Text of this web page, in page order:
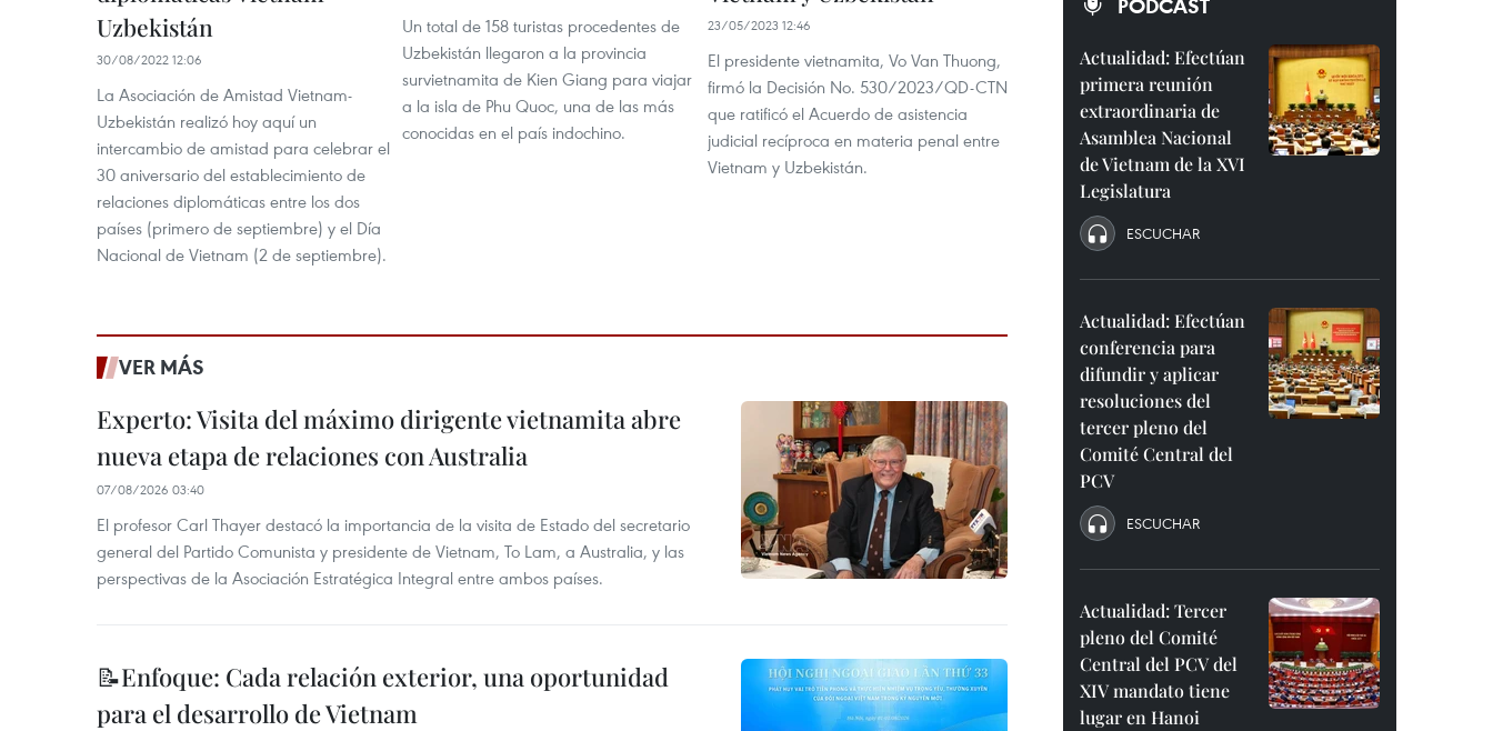
Uzbekistán
30/08/2022 12:06
La Asociación de Amistad Vietnam-
Uzbekistán realizó hoy aquí un
intercambio de amistad para celebrar el
30 aniversario del establecimiento de
relaciones diplomáticas entre los dos
países (primero de septiembre) y el Día
Nacional de Vietnam (2 de septiembre).
Un total de 158 turistas procedentes de
Uzbekistán llegaron a la provincia
survietnamita de Kien Giang para viajar
a la isla de Phu Quoc, una de las más
conocidas en el país indochino.
23/05/2023 12:46
El presidente vietnamita, Vo Van Thuong,
firmó la Decisión No. 530/2023/QD-CTN
que ratificó el Acuerdo de asistencia
judicial recíproca en materia penal entre
Vietnam y Uzbekistán.
VER MÁS
Experto: Visita del máximo dirigente vietnamita abre
nueva etapa de relaciones con Australia
07/08/2026 03:40
El profesor Carl Thayer destacó la importancia de la visita de Estado del secretario
general del Partido Comunista y presidente de Vietnam, To Lam, a Australia, y las
perspectivas de la Asociación Estratégica Integral entre ambos países.
📝Enfoque: Cada relación exterior, una oportunidad
para el desarrollo de Vietnam
PODCAST
Actualidad: Efectúan
primera reunión
extraordinaria de
Asamblea Nacional
de Vietnam de la XVI
Legislatura
ESCUCHAR
Actualidad: Efectúan
conferencia para
difundir y aplicar
resoluciones del
tercer pleno del
Comité Central del
PCV
ESCUCHAR
Actualidad: Tercer
pleno del Comité
Central del PCV del
XIV mandato tiene
lugar en Hanoi